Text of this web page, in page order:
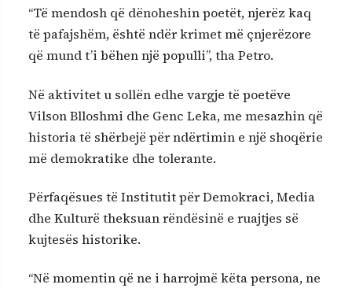
“Të mendosh që dënoheshin poetët, njerëz kaq
të pafajshëm, është ndër krimet më çnjerëzore
që mund t’i bëhen një populli”, tha Petro.
Në aktivitet u sollën edhe vargje të poetëve
Vilson Blloshmi dhe Genc Leka, me mesazhin që
historia të shërbejë për ndërtimin e një shoqërie
më demokratike dhe tolerante.
Përfaqësues të Institutit për Demokraci, Media
dhe Kulturë theksuan rëndësinë e ruajtjes së
kujtesës historike.
“Në momentin që ne i harrojmë këta persona, ne